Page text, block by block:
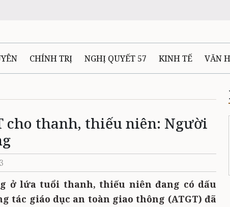
CHÍNH TRỊ NGHỊ QUYẾT 57 KINH TẾ VĂN
Ô TÔ -
TÀI NGUYÊN - MÔI TRƯỜNG THỂ THAO THÔNG
THÁI NGUYÊN
cho thanh, thiếu niên: Người
ở lứa tuổi thanh, thiếu niên đang có dấu
tác giáo dục an toàn giao thông (ATGT) đã